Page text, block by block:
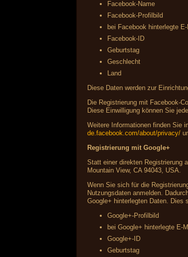
Facebook-Name
Facebook-Profilbild
bei Facebook hinterlegte
Facebook-ID
Geburtstag
Geschlecht
Land
Diese Daten werden zur
Die Registrierung mit Facebook-
Diese Einwilligung können Sie
Weitere Informationen finden Sie
de.facebook.com/about/privacy/
Registrierung mit Google+
Statt einer direkten Registrierung
Mountain View, CA 94043, USA.
Wenn Sie sich für die
Nutzungsdaten anmelden.
Google+ hinterlegten Daten. Dies
Google+-Profilbild
bei Google+ hinterlegte E-
Google+-ID
Geburtstag